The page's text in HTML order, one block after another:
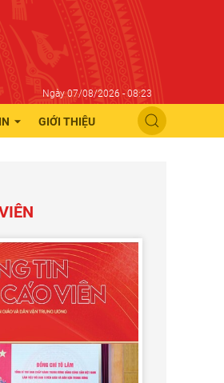
Ngày 07/08/2026 - 08:23
GIỚI THIỆU